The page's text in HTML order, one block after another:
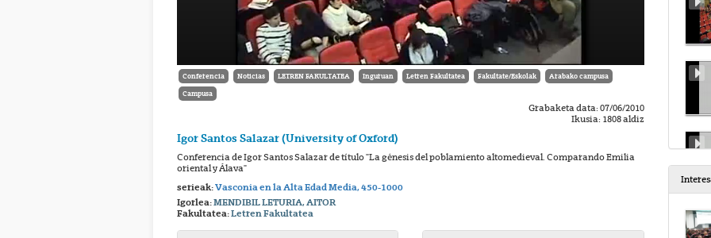
Conferencia Noticias LETREN FAKULTATEA Inguruan Letren Fakultatea Fakultate/Eskolak Arabako campusa
Campusa
Grabaketa data: 07/06/2010
Ikusia: 1808 aldiz
Igor Santos Salazar (University of Oxford)
Conferencia de Igor Santos Salazar de título "La génesis del poblamiento altomedieval. Comparando Emilia
oriental y Álava"
serieak:Vasconia en la Alta Edad Media, 450-1000
Igorlea:MENDIBIL LETURIA, AITOR
Fakultatea:Letren Fakultatea